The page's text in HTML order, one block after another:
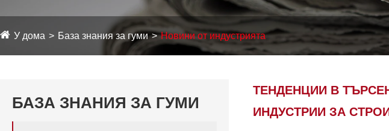
У дома База знания за гуми Новини от индустрията
БАЗА ЗНАНИЯ ЗА ГУМИ
ТЕНДЕНЦИИ В
ИНДУСТРИИ ЗА